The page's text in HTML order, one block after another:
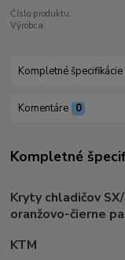
Číslo produktu:
Výrobca:
Kompletné špecifikácie
Komentáre 0
Kompletné
Kryty chladičov
oranžovo-čierne
KTM